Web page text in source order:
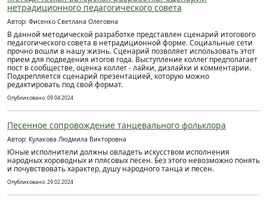
нетрадиционного педагогического совета
Автор: Фисенко Светлана Олеговна
В данной методической разработке представлен сценарий итогового
педагогического совета в нетрадиционной форме. Социальные сети
прочно вошли в нашу жизнь. Сценарий позволяет использовать этот
прием для подведения итогов года. Выступление коллег предполагает
пост в сообществе, оценка коллег - лайки, дизлайки и комментарии.
Подкрепляется сценарий презентацией, которую можно
редактировать под свой формат.
Опубликовано: 09.04.2024
Песенное сопровождение танцевального фольклора
Автор: Кулакова Людмила Викторовна
Юные исполнители должны овладеть искусством исполнения
народных хороводных и плясовых песен. Без этого невозможно понять
и почувствовать характер, душу народного танца и песен.
Опубликовано: 29.02.2024